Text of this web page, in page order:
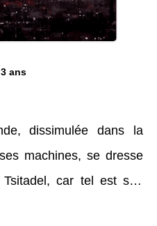
ans
dissimulée dans la
machines, se dresse
car tel est son
de fer